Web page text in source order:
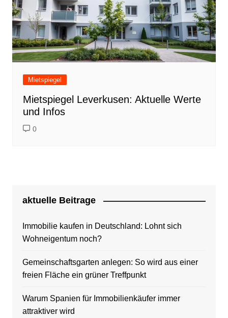
Mietspiegel
Mietspiegel Leverkusen: Aktuelle Werte
und Infos
0
aktuelle Beitrage
Immobilie kaufen in Deutschland: Lohnt sich
Wohneigentum noch?
Gemeinschaftsgarten anlegen: So wird aus einer
freien Fläche ein grüner Treffpunkt
Warum Spanien für Immobilienkäufer immer
attraktiver wird